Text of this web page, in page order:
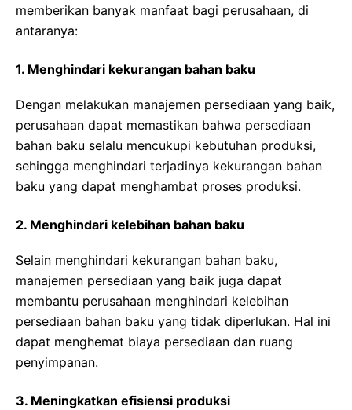
memberikan banyak manfaat bagi perusahaan, di
antaranya:
1. Menghindari kekurangan bahan baku
Dengan melakukan manajemen persediaan yang baik,
perusahaan dapat memastikan bahwa persediaan
bahan baku selalu mencukupi kebutuhan produksi,
sehingga menghindari terjadinya kekurangan bahan
baku yang dapat menghambat proses produksi.
2. Menghindari kelebihan bahan baku
Selain menghindari kekurangan bahan baku,
manajemen persediaan yang baik juga dapat
membantu perusahaan menghindari kelebihan
persediaan bahan baku yang tidak diperlukan. Hal ini
dapat menghemat biaya persediaan dan ruang
penyimpanan.
3. Meningkatkan efisiensi produksi